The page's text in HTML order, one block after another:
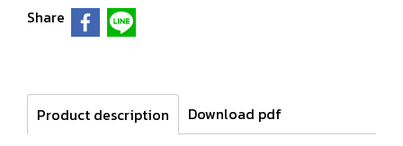
Share
Product description Download pdf